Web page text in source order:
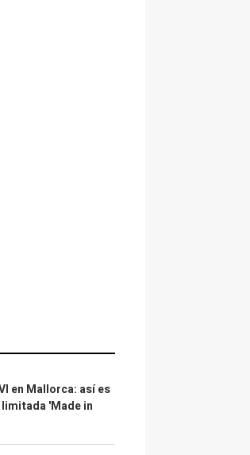
en Mallorca: así es
'Made in